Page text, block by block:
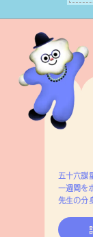
す。
五十六謀
一週間を
先生の分